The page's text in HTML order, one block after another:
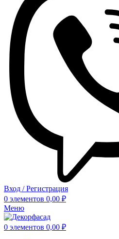
Вход / Регистрация
0 элементов 0,00 ₽
Меню
0 элементов 0,00 ₽